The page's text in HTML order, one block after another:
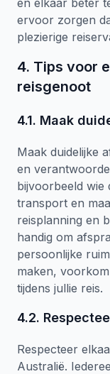
en elkaar beter
ervoor zorgen
plezierige
4. Tips voor
reisgenoot
4.1. Maak
Maak duidelijke
en
bijvoorbeeld wie
transport en
reisplanning en
handig om
persoonlijke
maken,
tijdens jullie reis.
4.2.
Respecteer
Australië.